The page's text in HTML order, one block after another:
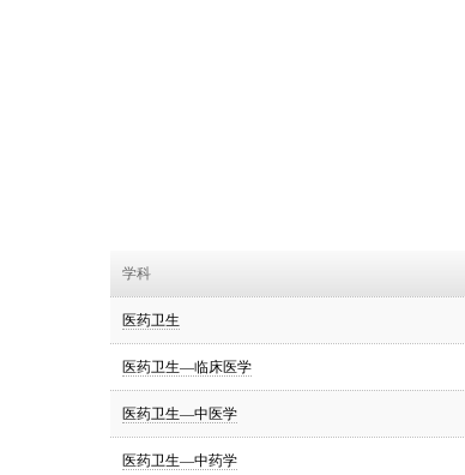
学科
医药卫生
医药卫生—临床医学
医药卫生—中医学
医药卫生—中药学